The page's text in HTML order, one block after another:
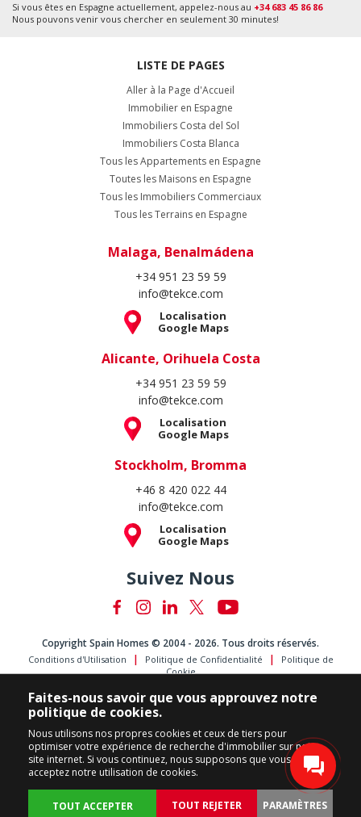
Si vous êtes en Espagne actuellement, appelez-nous au +34 683 45 86 86
Nous pouvons venir vous chercher en seulement 30 minutes!
LISTE DE PAGES
Aller à la Page d'Accueil
Immobilier en Espagne
Immobiliers Costa del Sol
Immobiliers Costa Blanca
Tous les Appartements en Espagne
Toutes les Maisons en Espagne
Tous les Immobiliers Commerciaux
Tous les Terrains en Espagne
Malaga, Benalmádena
+34 951 23 59 59
info@tekce.com
Localisation
Google Maps
Alicante, Orihuela Costa
+34 951 23 59 59
info@tekce.com
Localisation
Google Maps
Stockholm, Bromma
+46 8 420 022 44
info@tekce.com
Localisation
Google Maps
Suivez Nous
Copyright Spain Homes © 2004 - 2026. Tous droits réservés.
Conditions d'Utilisation Politique de Confidentialité
Politique de
Cookie
Faites-nous savoir que vous approuvez notre
politique de cookies.
Nous utilisons nos propres cookies et ceux de tiers pour
optimiser votre expérience de recherche d'immobilier sur notre
site internet. Si vous continuez, nous supposons que vous
acceptez notre utilisation de cookies.
TOUT ACCEPTER TOUT REJETER PARAMÈTRES